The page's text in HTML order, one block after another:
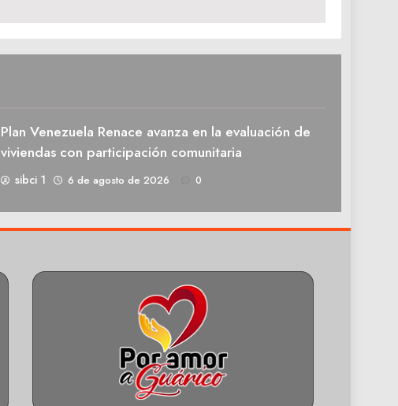
Plan Venezuela Renace avanza en la evaluación de
viviendas con participación comunitaria
sibci 1 6 de agosto de 2026 0